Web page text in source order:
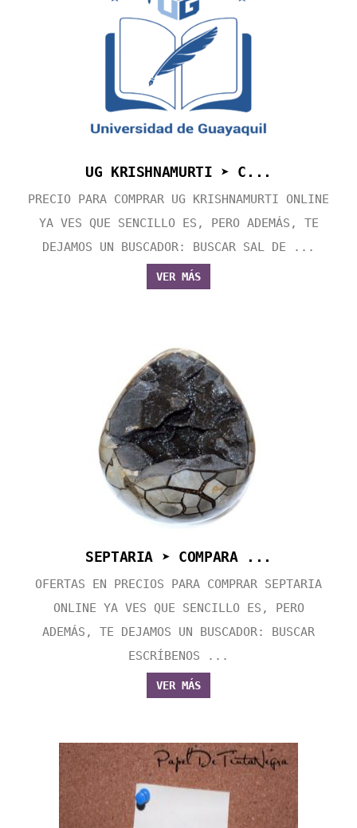
UG KRISHNAMURTI ➤ C...
PRECIO PARA COMPRAR UG KRISHNAMURTI ONLINE
YA VES QUE SENCILLO ES, PERO ADEMÁS, TE
DEJAMOS UN BUSCADOR: BUSCAR SAL DE ...
VER MÁS
SEPTARIA ➤ COMPARA ...
OFERTAS EN PRECIOS PARA COMPRAR SEPTARIA
ONLINE YA VES QUE SENCILLO ES, PERO
ADEMÁS, TE DEJAMOS UN BUSCADOR: BUSCAR
ESCRÍBENOS ...
VER MÁS